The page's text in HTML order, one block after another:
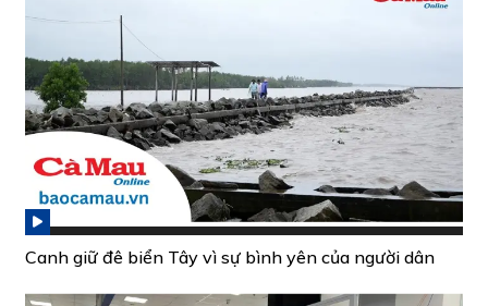
Canh giữ đê biển Tây vì sự bình yên của người dân